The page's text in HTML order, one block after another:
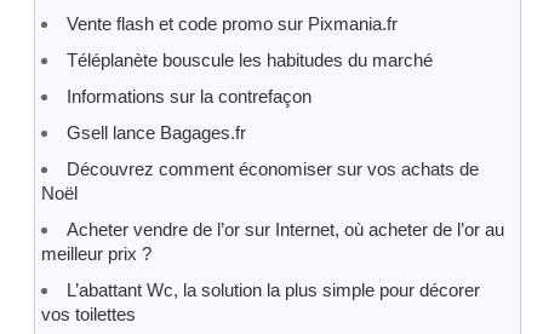
Vente flash et code promo sur Pixmania.fr
Téléplanète bouscule les habitudes du marché
Informations sur la contrefaçon
Gsell lance Bagages.fr
Découvrez comment économiser sur vos achats de
Noël
Acheter vendre de l’or sur Internet, où acheter de l’or au
meilleur prix ?
L’abattant Wc, la solution la plus simple pour décorer
vos toilettes